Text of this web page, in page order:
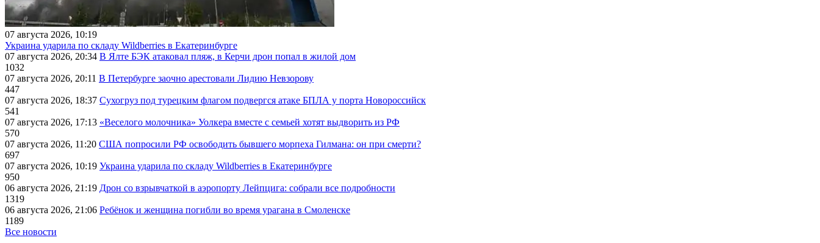
07 августа 2026, 10:19
Украина ударила по складу Wildberries в Екатеринбурге
07 августа 2026, 20:34 В Ялте БЭК атаковал пляж, в Керчи дрон попал в жилой дом
1032
07 августа 2026, 20:11 В Петербурге заочно арестовали Лидию Невзорову
447
07 августа 2026, 18:37 Сухогруз под турецким флагом подвергся атаке БПЛА у порта Новороссийск
541
07 августа 2026, 17:13 «Веселого молочника» Уолкера вместе с семьей хотят выдворить из РФ
570
07 августа 2026, 11:20 США попросили РФ освободить бывшего морпеха Гилмана: он при смерти?
697
07 августа 2026, 10:19 Украина ударила по складу Wildberries в Екатеринбурге
950
06 августа 2026, 21:19 Дрон со взрывчаткой в аэропорту Лейпцига: собрали все подробности
1319
06 августа 2026, 21:06 Ребёнок и женщина погибли во время урагана в Смоленске
1189
Все новости